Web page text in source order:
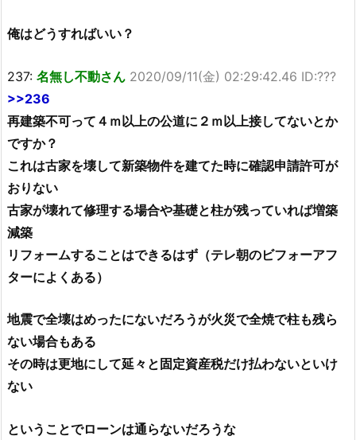
俺はどうすればいい？
237: 名無し不動さん 2020/09/11(金) 02:29:42.46 ID:???
>>236
再建築不可って４ｍ以上の公道に２ｍ以上接してないとか
ですか？
これは古家を壊して新築物件を建てた時に確認申請許可が
おりない
古家が壊れて修理する場合や基礎と柱が残っていれば増築
減築
リフォームすることはできるはず（テレ朝のビフォーアフ
ターによくある）
地震で全壊はめったにないだろうが火災で全焼で柱も残ら
ない場合もある
その時は更地にして延々と固定資産税だけ払わないといけ
ない
ということでローンは通らないだろうな